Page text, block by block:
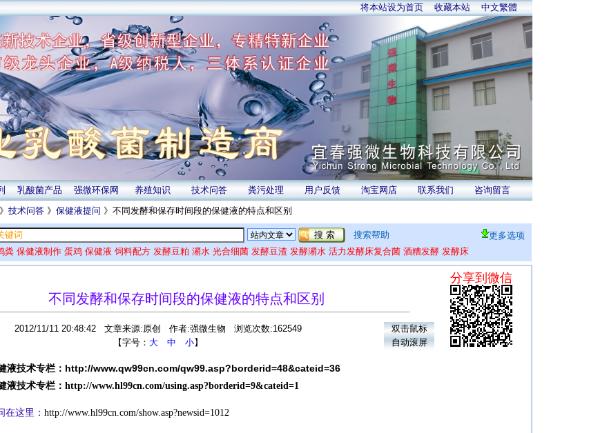
将本站设为首页 收藏本站 中文繁體
乳酸菌产品 强微环保网 养殖知识 技术问答 粪污处理 用户反馈 淘宝网店 联系我们
咨询留言
》 技术问答 》 保健液提问 》不同发酵和保存时间段的保健液的特点和区别
搜索帮助
更多选项
粪 保健液制作 蛋鸡 保健液 饲料配方 发酵豆粕 潲水 光合细菌 发酵豆渣 发酵潲水 活力发酵床复合菌 酒糟发酵 发酵床
不同发酵和保存时间段的保健液的特点和区别
2012/11/11 20:48:42 文章来源:原创 作者:强微生物 浏览次数:162549
【字号： 大 中 小】
双击鼠标
自动滚屏
液技术专栏： http://www.qw99cn.com/qw99.asp?borderid=48&cateid=36
液技术专栏： http://www.hl99cn.com/using.asp?borderid=9&cateid=1
在这里： http://www.hl99cn.com/show.asp?newsid=1012